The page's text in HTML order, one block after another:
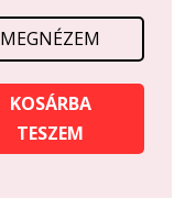
MEGNÉZEM
KOSÁRBA
TESZEM